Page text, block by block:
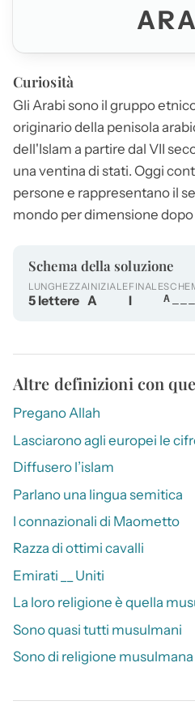
Curiosità
Gli Arabi sono il gruppo
originario della penisola
dell'Islam a partire dal VII
una ventina di stati. Oggi
persone e rappresentano il
mondo per dimensione dopo
Schema della soluzione
LUNGHEZZA
5 lettere
INIZIALE
A
FINALE
I
Altre definizioni con
Pregano Allah
Lasciarono agli europei le
Diffusero l’islam
Parlano una lingua semitica
I connazionali di Maometto
Razza di ottimi cavalli
Emirati __ Uniti
La loro religione è quella
Sono quasi tutti musulmani
Sono di religione musulmana